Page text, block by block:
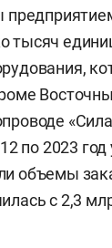
тысяч
по 2023 год
объемы
с 2,3